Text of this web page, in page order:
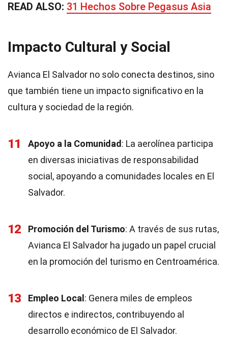
READ ALSO: 31 Hechos Sobre Pegasus Asia
Impacto Cultural y Social
Avianca El Salvador no solo conecta destinos, sino
que también tiene un impacto significativo en la
cultura y sociedad de la región.
11 Apoyo a la Comunidad : La aerolínea participa
en diversas iniciativas de responsabilidad
social, apoyando a comunidades locales en El
Salvador.
12 Promoción del Turismo: A través de sus rutas,
Avianca El Salvador ha jugado un papel crucial
en la promoción del turismo en Centroamérica.
13 Empleo Local : Genera miles de empleos
directos e indirectos, contribuyendo al
desarrollo económico de El Salvador.